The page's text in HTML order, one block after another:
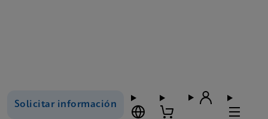
Solicitar información